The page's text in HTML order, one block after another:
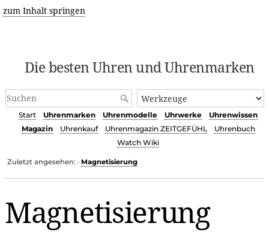
zum Inhalt springen
Die besten Uhren und Uhrenmarken
Start Uhrenmarken Uhrenmodelle Uhrwerke
Uhrenwissen
Magazin
Uhrenkauf Uhrenmagazin ZEITGEFÜHL
Uhrenbuch
Watch Wiki
Zuletzt angesehen: • Magnetisierung
Magnetisierung